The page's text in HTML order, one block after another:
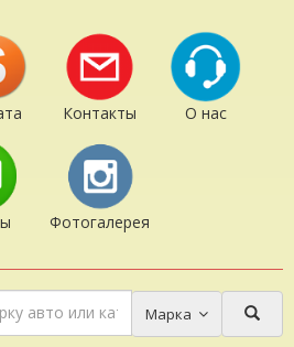
Контакты О нас
Фотогалерея
Марка